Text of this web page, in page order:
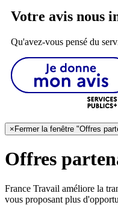
Votre avis nous
Qu'avez-vous pensé du
× Fermer la fenêtre "Offres
Offres
France Travail améliore la
vous proposant plus